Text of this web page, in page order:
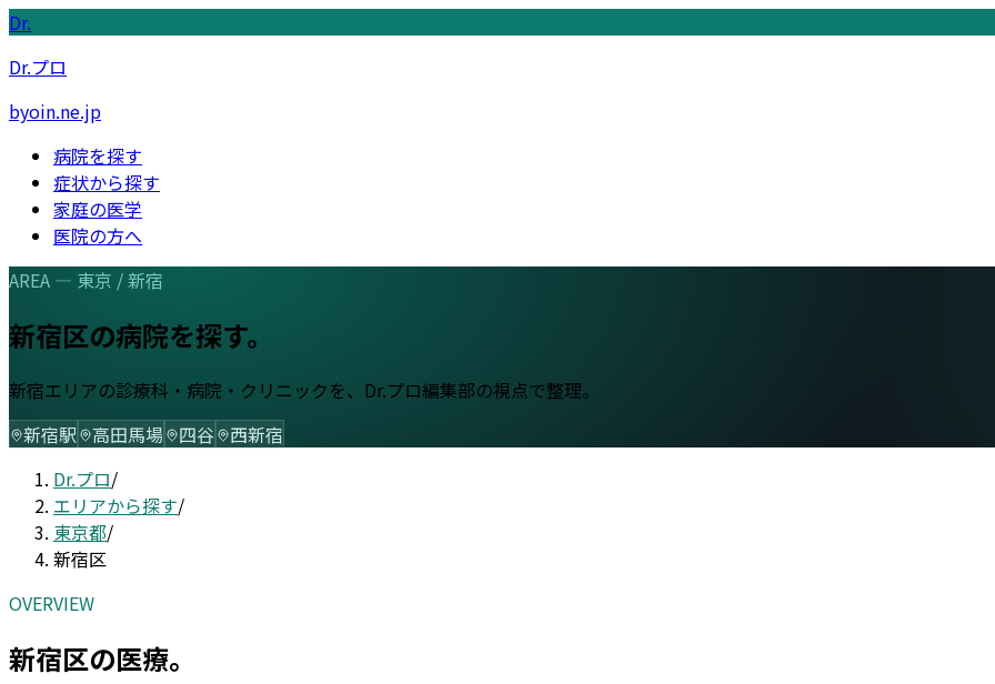
Dr.
Dr.プロ
byoin.ne.jp
病院を探す
症状から探す
家庭の医学
医院の方へ
AREA — 東京 /新宿
新宿区の病院を探す。
新宿エリアの診療科・病院・クリニックを、Dr.プロ編集部の視点で整理。
新宿駅 高田馬場 四谷
西新宿
Dr.プロ/
エリアから探す/
東京都/
新宿区
OVERVIEW
新宿区の医療。